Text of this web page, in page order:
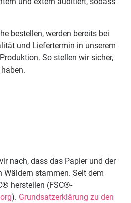
bestellen, werden bereits bei
und Liefertermin in unserem
So stellen wir sicher,
nach, dass das Papier und der
stammen. Seit dem
herstellen (FSC®-
). Grundsatzerklärung zu den